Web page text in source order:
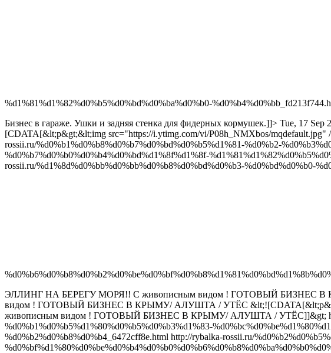
%d1%81%d1%82%d0%b5%d0%bd%d0%ba%d0%b0-
Бизнес в гараже. Ушки и задняя стенка для фидерных кормушек.]]> Tue, 17 Sep
[CDATA[&lt;p&gt;&lt;img src="https://i.ytimg.com/vi/P08h_NMXbos/
rossii.ru/%d0%b1%d0%b8%d0%b7%d0%bd%d0%b5%d1%81-%d0%b2-
%d0%b7%d0%b0%d0%b4%d0%bd%d1%8f%d1%8f-
rossii.ru/%d1%8d%d0%bb%d0%bb%d0%b8%d0%bd%d0%b3-%d0%bd%d0%b0-
ЭЛЛИНГ НА БЕРЕГУ МОРЯ!! С живописным видом ! ГОТОВЫЙ БИЗНЕС
видом ! ГОТОВЫЙ БИЗНЕС В КРЫМУ/ АЛУШТА / УТЁС
живописным видом ! ГОТОВЫЙ БИЗНЕС В КРЫМУ/ АЛУШТА / УТЁС]]&gt;
%d0%b1%d0%b5%d1%80%d0%b5%d0%b3%d1%83-
%d0%b2%d0%b8%d0%b4_6472cff8e.html http://rybalka-rossii.ru/